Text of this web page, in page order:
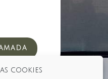
cookies